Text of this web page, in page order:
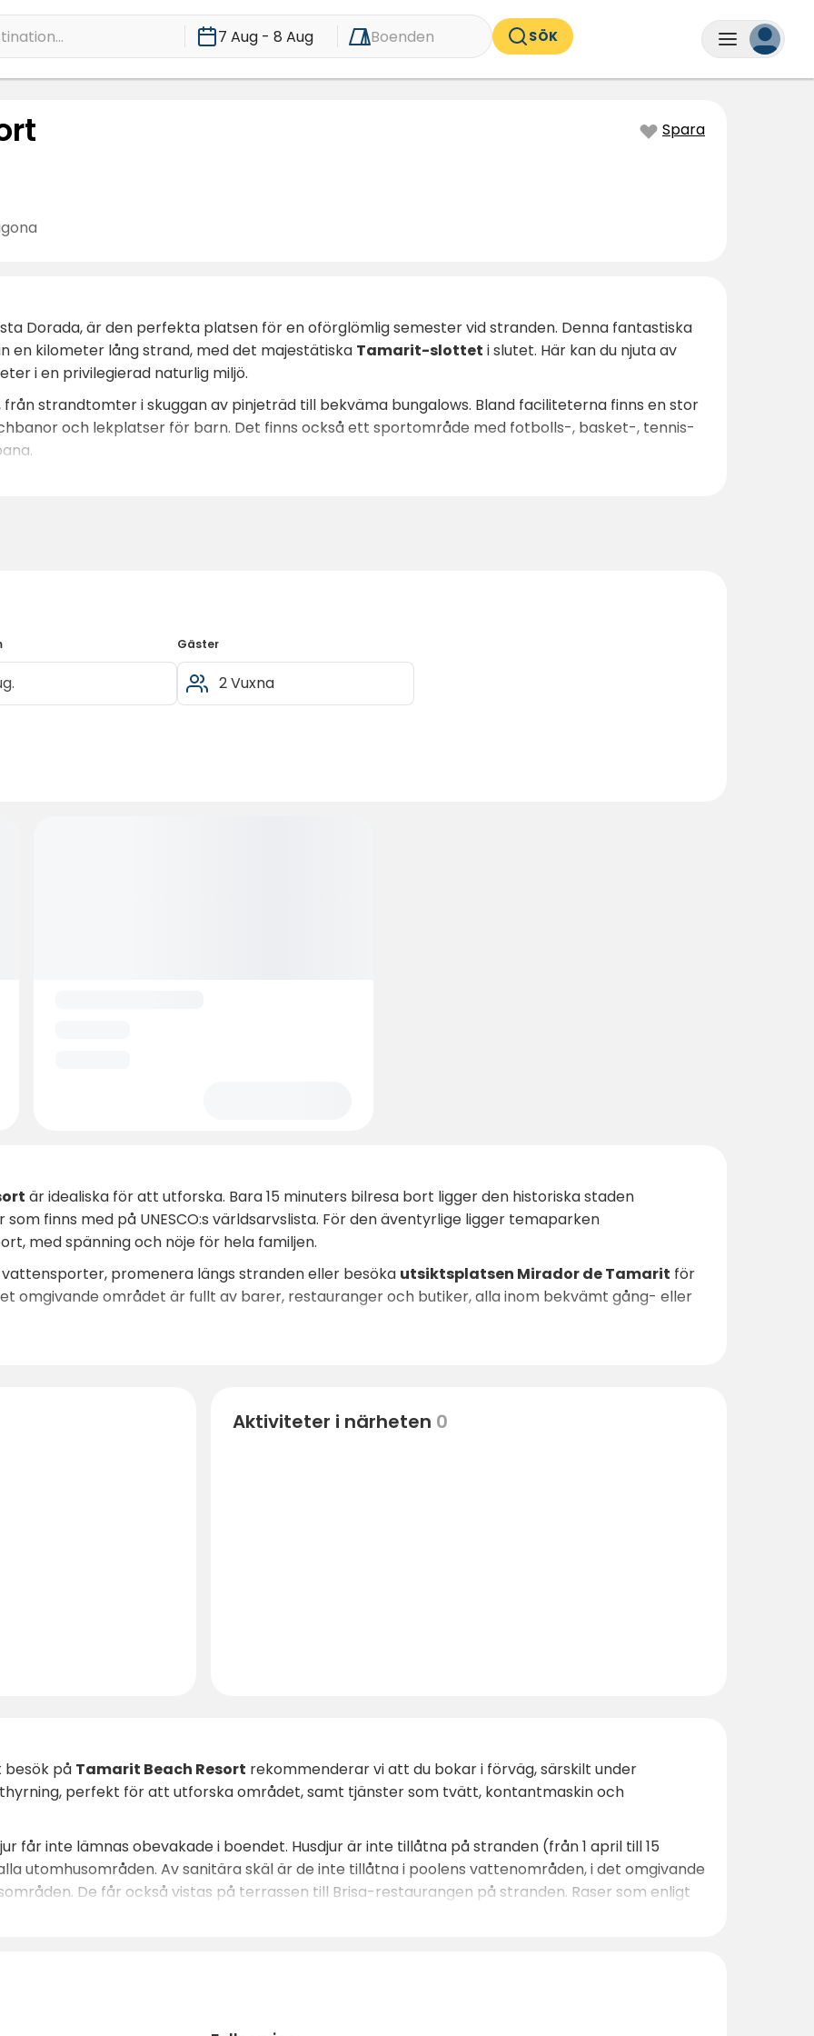
7 Aug - 8 Aug Boenden SÖK
Spara
Dorada, är den perfekta platsen för en oförglömlig semester vid stranden. Denna fantastiska
en kilometer lång strand, med det majestätiska Tamarit-slottet i slutet. Här kan du njuta av
i en privilegierad naturlig miljö.
strandtomter i skuggan av pinjeträd till bekväma bungalows. Bland faciliteterna finns en stor
och lekplatser för barn. Det finns också ett sportområde med fotbolls-, basket-, tennis-
med utsikt över slottet och havet.
Gäster
är idealiska för att utforska. Bara 15 minuters bilresa bort ligger den historiska staden
finns med på UNESCO:s världsarvslista. För den äventyrlige ligger temaparken
med spänning och nöje för hela familjen.
promenera längs stranden eller besöka utsiktsplatsen Mirador de Tamarit för
omgivande området är fullt av barer, restauranger och butiker, alla inom bekvämt gång- eller
Aktiviteter i närheten 0
besök på Tamarit Beach Resort rekommenderar vi att du bokar i förväg, särskilt under
perfekt för att utforska området, samt tjänster som tvätt, kontantmaskin och
får inte lämnas obevakade i boendet. Husdjur är inte tillåtna på stranden (från 1 april till 15
utomhusområden. Av sanitära skäl är de inte tillåtna i poolens vattenområden, i det omgivande
De får också vistas på terrassen till Brisa-restaurangen på stranden. Raser som enligt
farliga är förbjudna på hela anläggningen.
nu och börja planera din perfekta semester!